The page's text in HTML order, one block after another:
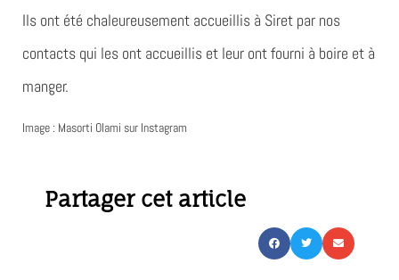
Ils ont été chaleureusement accueillis à Siret par nos
contacts qui les ont accueillis et leur ont fourni à boire et à
manger.
Image : Masorti Olami sur Instagram
Partager cet article